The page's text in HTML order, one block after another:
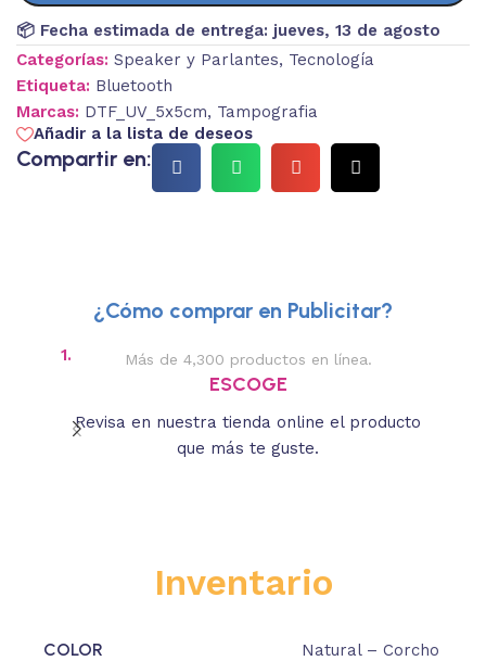
📦 Fecha estimada de entrega: jueves, 13 de agosto
Categorías: Speaker y Parlantes, Tecnología
Etiqueta: Bluetooth
Marcas: DTF_UV_5x5cm, Tampografia
Añadir a la lista de deseos
Compartir en:
¿Cómo comprar en Publicitar?
1. Más de 4,300 productos en línea.
ESCOGE
Revisa en nuestra tienda online el producto
que más te guste.
Inventario
COLOR Natural – Corcho